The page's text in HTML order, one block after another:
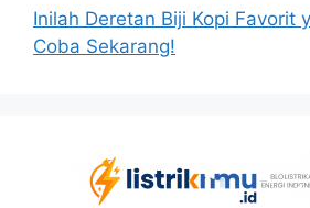
Inilah Deretan Biji Kopi Favorit
Coba Sekarang!